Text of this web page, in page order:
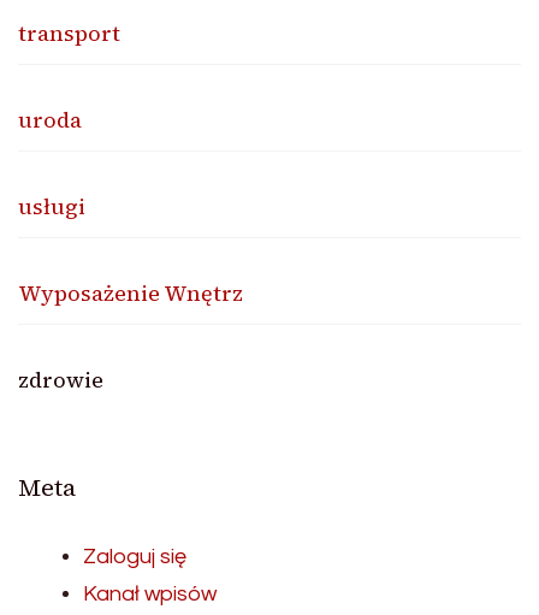
transport
uroda
usługi
Wyposażenie Wnętrz
zdrowie
Meta
Zaloguj się
Kanał wpisów